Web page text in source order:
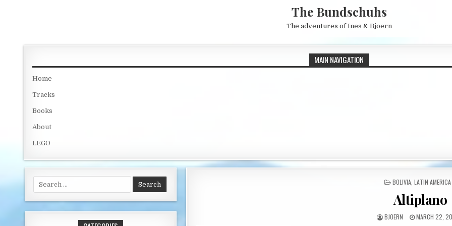
The Bundschuhs
The adventures of Ines & Bjoern
MAIN NAVIGATION
Home
Tracks
Books
About
LEGO
POSTED IN
BOLIVIA ,LATIN AMERICA
Altiplano
AUTHOR:
BJOERN PUBLISHED
MARCH 22,
Search for: